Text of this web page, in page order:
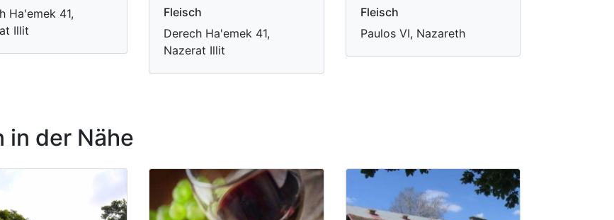
Ha'emek 41,
Illit
Fleisch
Derech Ha'emek 41,
Nazerat Illit
Fleisch
Paulos VI, Nazareth
in der Nähe